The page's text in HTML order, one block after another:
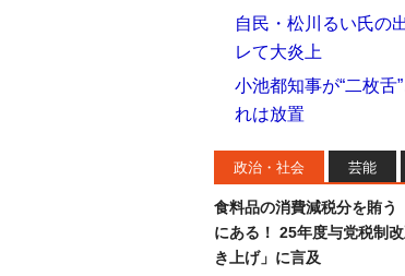
自民・松川るい氏の
レて大炎上
小池都知事が“二枚
れは放置
政治・社会 芸能
食料品の消費減税分を賄う
にある！ 25年度与党税制
き上げ」に言及